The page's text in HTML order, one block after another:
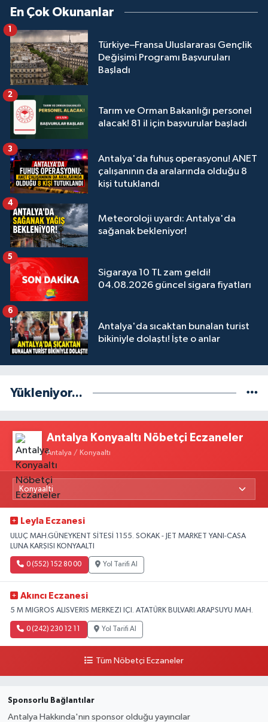
En Çok Okunanlar
Türkiye–Fransa Uluslararası Gençlik
Değişimi Programı Başvuruları
Başladı
Tarım ve Orman Bakanlığı personel
alacak! 81 il için başvurular başladı
2
Antalya'da fuhuş operasyonu! ANET
çalışanının da aralarında olduğu 8
kişi tutuklandı
3
Meteoroloji uyardı: Antalya'da
sağanak bekleniyor!
4
Sigaraya 10 TL zam geldi!
04.08.2026 güncel sigara fiyatları
5
Antalya'da sıcaktan bunalan turist
bikiniyle dolaştı! İşte o anlar
6
Yükleniyor...
Antalya Konyaaltı Nöbetçi Eczaneler
Antalya / Konyaaltı
Leyla Eczanesi
ULUÇ MAH.GÜNEYKENT SİTESİ 1155. SOKAK - JET MARKET YANI-CASA
LUNA KARŞISI KONYAALTI
0 (552) 152 80 00 Yol Tarifi Al
Akıncı Eczanesi
5 M MIGROS ALISVERIS MERKEZI IÇI. ATATÜRK BULVARI.ARAPSUYU MAH.
0 (242) 230 12 11 Yol Tarifi Al
Tüm Nöbetçi Eczaneler
Sponsorlu Bağlantılar
Antalya Hakkında'nın sponsor olduğu yayıncılar